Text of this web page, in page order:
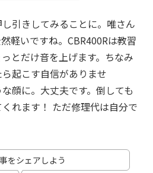
引きしてみることに。唯さん
軽いですね。CBR400Rは教習
とだけ音を上げます。ちなみ
起こす自信がありませ
顔に。大丈夫です。倒しても
れます！ ただ修理代は自分で
をシェアしよう